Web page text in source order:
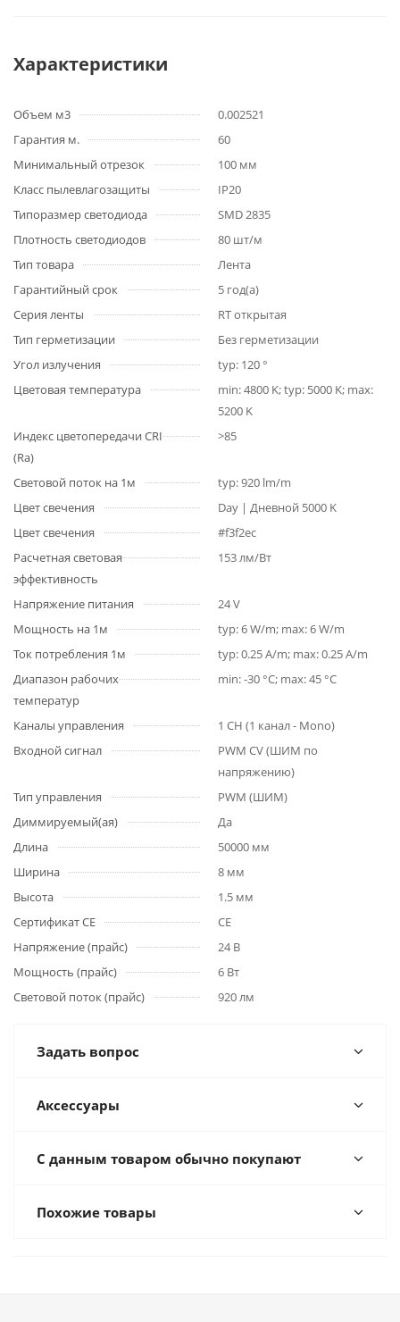
Характеристики
Объем м3
0.002521
Гарантия м.
60
Минимальный отрезок
100 мм
Класс пылевлагозащиты
IP20
Типоразмер светодиода
SMD 2835
Плотность светодиодов
80 шт/м
Тип товара
Лента
Гарантийный срок
5 год(а)
Серия ленты
RT открытая
Тип герметизации
Без герметизации
Угол излучения
typ: 120 °
Цветовая температура
min: 4800 K; typ: 5000 K; max:
5200 K
Индекс цветопередачи CRI
(Ra)
>85
Световой поток на 1м
typ: 920 lm/m
Цвет свечения
Day | Дневной 5000 K
Цвет свечения
#f3f2ec
Расчетная световая
эффективность
153 лм/Вт
Напряжение питания
24 V
Мощность на 1м
typ: 6 W/m; max: 6 W/m
Ток потребления 1м
typ: 0.25 A/m; max: 0.25 A/m
Диапазон рабочих
температур
min: -30 °C; max: 45 °C
Каналы управления
1 CH (1 канал - Mono)
Входной сигнал
PWM СV (ШИМ по
напряжению)
Тип управления
PWM (ШИМ)
Диммируемый(ая)
Да
Длина
50000 мм
Ширина
8 мм
Высота
1.5 мм
Сертификат CE
CE
Напряжение (прайс)
24 В
Мощность (прайс)
6 Вт
Световой поток (прайс)
920 лм
Задать вопрос
Аксессуары
С данным товаром обычно покупают
Похожие товары